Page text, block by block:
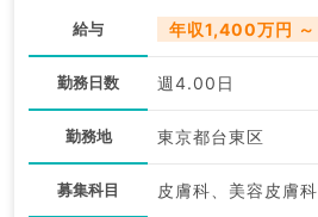
給与 年収1,400万円 ～
勤務日数 週4.00日
勤務地 東京都台東区
募集科目 皮膚科、美容皮膚科